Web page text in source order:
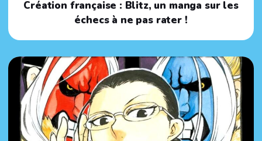
Création française : Blitz, un manga sur les
échecs à ne pas rater !